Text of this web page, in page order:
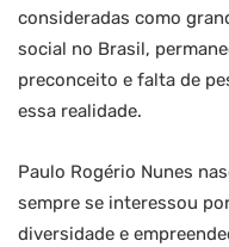
consideradas como
social no Brasil,
preconceito e falta de
essa realidade.
Paulo Rogério Nunes
sempre se interessou
diversidade e